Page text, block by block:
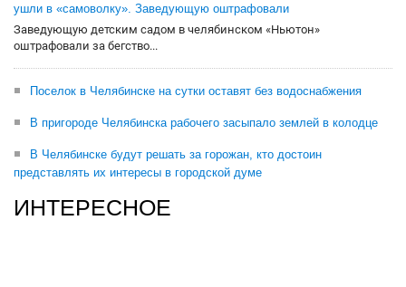
ушли в «самоволку». Заведующую оштрафовали
Заведующую детским садом в челябинском «Ньютон»
оштрафовали за бегство...
Поселок в Челябинске на сутки оставят без водоснабжения
В пригороде Челябинска рабочего засыпало землей в колодце
В Челябинске будут решать за горожан, кто достоин
представлять их интересы в городской думе
ИНТЕРЕСНОЕ